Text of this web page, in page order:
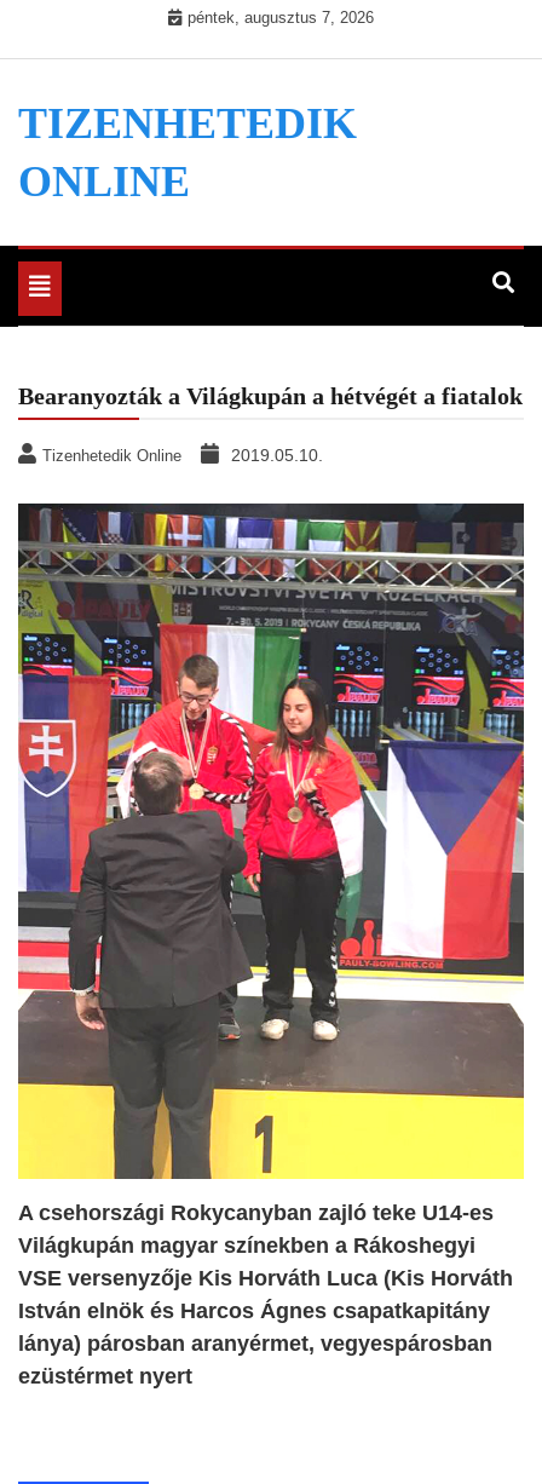
péntek, augusztus 7, 2026
TIZENHETEDIK
ONLINE
Toggle
navigation
Bearanyozták a Világkupán a hétvégét a fiatalok
Tizenhetedik Online 2019.05.10.
A csehországi Rokycanyban zajló teke U14-es
Világkupán magyar színekben a Rákoshegyi
VSE versenyzője Kis Horváth Luca (Kis Horváth
István elnök és Harcos Ágnes csapatkapitány
lánya) párosban aranyérmet, vegyespárosban
ezüstérmet nyert